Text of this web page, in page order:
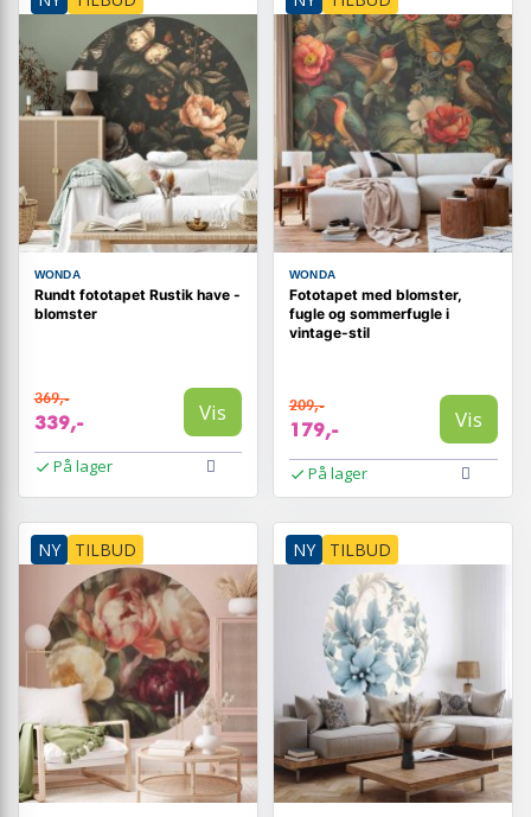
WONDA
Rundt fototapet Rustik have -
blomster
369,-
339,- Vis
På lager
WONDA
Fototapet med blomster,
fugle og sommerfugle i
vintage-stil
209,-
179,- Vis
På lager
NY TILBUD NY TILBUD